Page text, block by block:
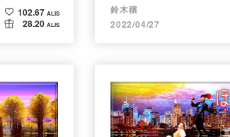
102.67 ALIS
28.20 ALIS
鈴木穣
2022/04/27